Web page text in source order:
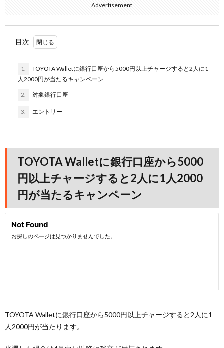
Advertisement
目次
1.
TOYOTA Walletに銀行口座から5000円以上チャージすると2人に1
人2000円が当たるキャンペーン
2. 対象銀行口座
3. エントリー
TOYOTA Walletに銀行口座から5000
円以上チャージすると2人に1人2000
円が当たるキャンペーン
TOYOTA Walletに銀行口座から5000円以上チャージすると2人に1
人2000円が当たります。